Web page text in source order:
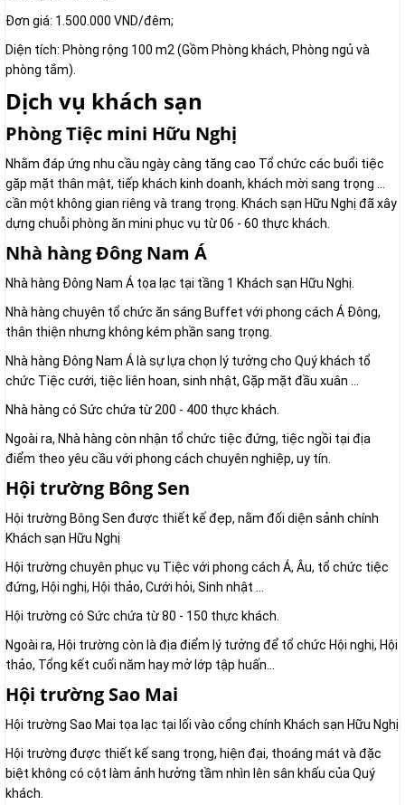
Đơn giá: 1.500.000 VND/đêm;
Diện tích: Phòng rộng 100 m2 (Gồm Phòng khách, Phòng ngủ và
phòng tắm).
Dịch vụ khách sạn
Phòng Tiệc mini Hữu Nghị
Nhằm đáp ứng nhu cầu ngày càng tăng cao Tổ chức các buổi tiệc
gặp mặt thân mật, tiếp khách kinh doanh, khách mời sang trọng ...
cần một không gian riêng và trang trọng. Khách sạn Hữu Nghị đã xây
dựng chuỗi phòng ăn mini phục vụ từ 06 - 60 thực khách.
Nhà hàng Đông Nam Á
Nhà hàng Đông Nam Á tọa lạc tại tầng 1 Khách sạn Hữu Nghị.
Nhà hàng chuyên tổ chức ăn sáng Buffet với phong cách Á Đông,
thân thiện nhưng không kém phần sang trọng.
Nhà hàng Đông Nam Á là sự lựa chọn lý tưởng cho Quý khách tổ
chức Tiệc cưới, tiệc liên hoan, sinh nhật, Gặp mặt đầu xuân ...
Nhà hàng có Sức chứa từ 200 - 400 thực khách.
Ngoài ra, Nhà hàng còn nhận tổ chức tiệc đứng, tiệc ngồi tại địa
điểm theo yêu cầu với phong cách chuyên nghiệp, uy tín.
Hội trường Bông Sen
Hội trường Bông Sen được thiết kế đẹp, nằm đối diện sảnh chính
Khách sạn Hữu Nghị
Hội trường chuyên phục vụ Tiệc với phong cách Á, Âu, tổ chức tiệc
đứng, Hội nghị, Hội thảo, Cưới hỏi, Sinh nhật ...
Hội trường có Sức chứa từ 80 - 150 thực khách.
Ngoài ra, Hội trường còn là địa điểm lý tưởng để tổ chức Hội nghị, Hội
thảo, Tổng kết cuối năm hay mở lớp tập huấn...
Hội trường Sao Mai
Hội trường Sao Mai tọa lạc tại lối vào cổng chính Khách sạn Hữu Nghị
Hội trường được thiết kế sang trọng, hiện đại, thoáng mát và đặc
biệt không có cột làm ảnh hưởng tầm nhìn lên sân khấu của Quý
khách.